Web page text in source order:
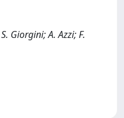
Giorgini; A. Azzi; F.